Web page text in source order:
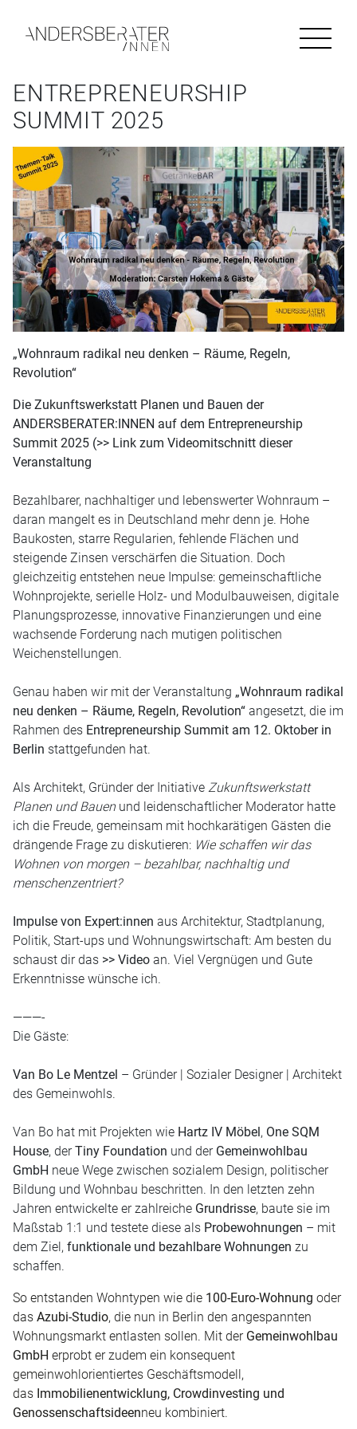
Über uns
Ansprechpartner
Newsletter
Team
Forschung
Partner
Lehre
Downloads
ENTREPRENEURSHIP
SUMMIT 2025
„Wohnraum radikal neu denken – Räume, Regeln,
Revolution“
Die Zukunftswerkstatt Planen und Bauen der
ANDERSBERATER:INNEN auf dem Entrepreneurship
Summit 2025 (>> Link zum Videomitschnitt dieser
Veranstaltung
Bezahlbarer, nachhaltiger und lebenswerter Wohnraum –
daran mangelt es in Deutschland mehr denn je. Hohe
Baukosten, starre Regularien, fehlende Flächen und
steigende Zinsen verschärfen die Situation. Doch
gleichzeitig entstehen neue Impulse: gemeinschaftliche
Wohnprojekte, serielle Holz- und Modulbauweisen, digitale
Planungsprozesse, innovative Finanzierungen und eine
wachsende Forderung nach mutigen politischen
Weichenstellungen.
Genau haben wir mit der Veranstaltung „Wohnraum radikal
neu denken – Räume, Regeln, Revolution“ angesetzt, die im
Rahmen des Entrepreneurship Summit am 12. Oktober in
Berlin stattgefunden hat.
Als Architekt, Gründer der Initiative Zukunftswerkstatt
Planen und Bauen und leidenschaftlicher Moderator hatte
ich die Freude, gemeinsam mit hochkarätigen Gästen die
drängende Frage zu diskutieren: Wie schaffen wir das
Wohnen von morgen – bezahlbar, nachhaltig und
menschenzentriert?
Impulse von Expert:innen aus Architektur, Stadtplanung,
Politik, Start-ups und Wohnungswirtschaft: Am besten du
schaust dir das >> Video an. Viel Vergnügen und Gute
Erkenntnisse wünsche ich.
———-
Die Gäste:
Van Bo Le Mentzel – Gründer | Sozialer Designer | Architekt
des Gemeinwohls.
Van Bo hat mit Projekten wie Hartz IV Möbel , One SQM
House, derTiny Foundation und der Gemeinwohlbau
GmbH neue Wege zwischen sozialem Design, politischer
Bildung und Wohnbau beschritten. In den letzten zehn
Jahren entwickelte er zahlreiche Grundrisse, baute sie im
Maßstab 1:1 und testete diese als Probewohnungen – mit
dem Ziel, funktionale und bezahlbare Wohnungen zu
schaffen.
So entstanden Wohntypen wie die 100-Euro-Wohnung oder
das Azubi-Studio, die nun in Berlin den angespannten
Wohnungsmarkt entlasten sollen. Mit der Gemeinwohlbau
GmbH erprobt er zudem ein konsequent
gemeinwohlorientiertes Geschäftsmodell,
das Immobilienentwicklung, Crowdinvesting und
Genossenschaftsideenneu kombiniert.